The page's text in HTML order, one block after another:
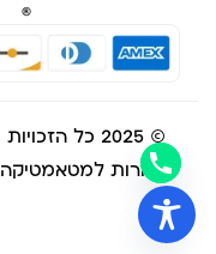
© 2025 כל הזכויות
שמורות למטאמטיקה